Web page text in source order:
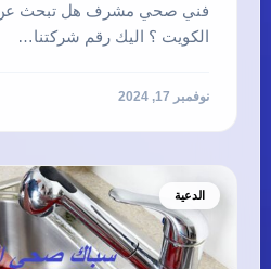
فني صحي مشرف هل تبحث
الكويت ؟ اليك رقم شركتنا…
نوفمبر 17, 2024
الدعية